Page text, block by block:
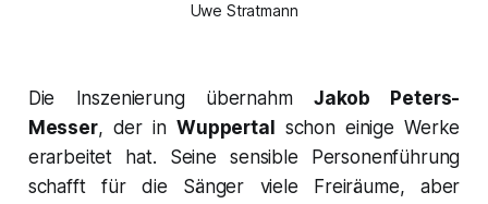
Uwe Stratmann
Die Inszenierung übernahm Jakob Peters-
Messer, der inWuppertal
schon einige Werke
erarbeitet hat. Seine sensible Personenführung
schafft für die Sänger viele Freiräume, aber